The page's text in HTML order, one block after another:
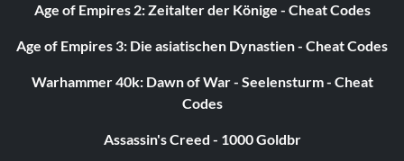
Age of Empires 2: Zeitalter der Könige - Cheat Codes
Age of Empires 3: Die asiatischen Dynastien - Cheat Codes
Warhammer 40k: Dawn of War - Seelensturm - Cheat
Codes
Assassin's Creed - 1000 Goldbr